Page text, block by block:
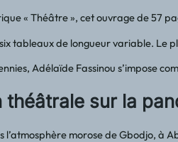
« Théâtre », cet ouvrage de 57
tableaux de longueur variable. Le
Adélaïde Fassinou s’impose
théâtrale sur la
l’atmosphère morose de Gbodjo, à